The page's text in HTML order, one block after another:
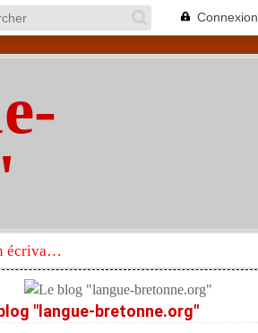
Connexion
Réhabilitation d’un écrivain de langue bretonne aujourd’hui mal connu et méconnu
"langue-bretonne.org"